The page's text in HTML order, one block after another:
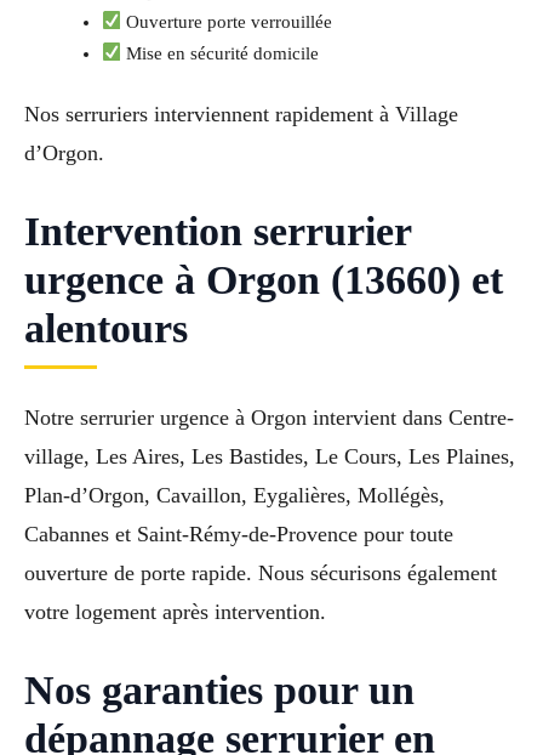
Ouverture porte verrouillée
Mise en sécurité domicile
Nos serruriers interviennent rapidement à Village
d’Orgon.
Intervention serrurier
urgence à Orgon (13660) et
alentours
Notre serrurier urgence à Orgon intervient dans Centre-
village, Les Aires, Les Bastides, Le Cours, Les Plaines,
Plan-d’Orgon, Cavaillon, Eygalières, Mollégès,
Cabannes et Saint-Rémy-de-Provence pour toute
ouverture de porte rapide. Nous sécurisons également
votre logement après intervention.
Nos garanties pour un
dépannage serrurier en